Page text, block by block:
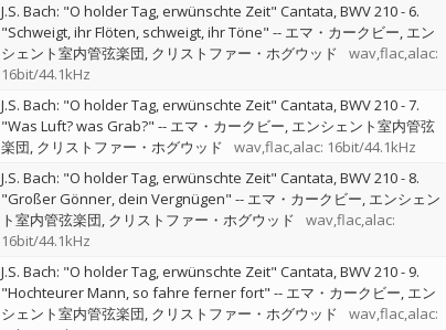
J.S. Bach: "O holder Tag, erwünschte Zeit" Cantata, BWV 210 - 6.
"Schweigt, ihr Flöten, schweigt, ihr Töne" -- エマ・カークビー エン
シェント室内管弦楽団 クリストファー・ホグウッド
wav,flac,alac:
16bit/44.1kHz
J.S. Bach: "O holder Tag, erwünschte Zeit" Cantata, BWV 210 - 7.
"Was Luft? was Grab?" -- エマ・カークビー エンシェント室内管弦
楽団 クリストファー・ホグウッド wav,flac,alac: 16bit/44.1kHz
J.S. Bach: "O holder Tag, erwünschte Zeit" Cantata, BWV 210 - 8.
"Großer Gönner, dein Vergnügen" -- エマ・カークビー エンシェン
ト室内管弦楽団 クリストファー・ホグウッド
wav,flac,alac:
16bit/44.1kHz
J.S. Bach: "O holder Tag, erwünschte Zeit" Cantata, BWV 210 - 9.
"Hochteurer Mann, so fahre ferner fort" -- エマ・カークビー エン
シェント室内管弦楽団 クリストファー・ホグウッド
wav,flac,alac: